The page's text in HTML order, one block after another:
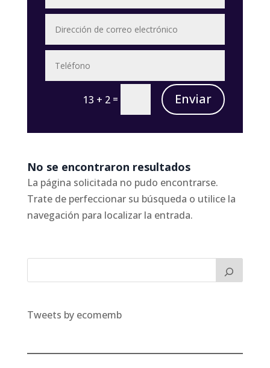
13 + 2 = Enviar
No se encontraron resultados
La página solicitada no pudo encontrarse.
Trate de perfeccionar su búsqueda o utilice la
navegación para localizar la entrada.
Tweets by ecomemb